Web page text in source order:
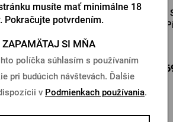
Vankúš Pilsner Urquell
Na sklade > 10 ks
musíte mať minimálne 18
Pokračujte potvrdením.
ZAPAMÄTAJ SI MŇA
políčka súhlasím s používaním
pri budúcich návštevách. Ďalšie
v Podmienkach používania.